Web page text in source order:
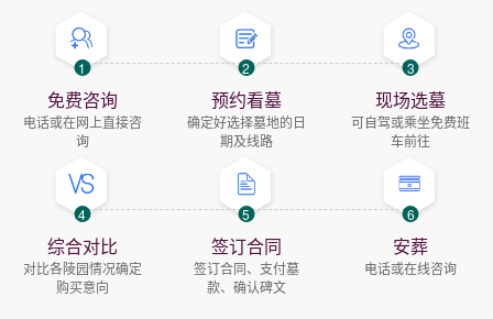
1
免费咨询
电话或在网上直接咨
询
2
预约看墓
确定好选择墓地的日
期及线路
3
现场选墓
可自驾或乘坐免费班
车前往
4
综合对比
对比各陵园情况确定
购买意向
5
签订合同
签订合同、支付墓
款、确认碑文
6
安葬
电话或在线咨询